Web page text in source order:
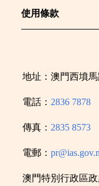
使用條款
地址：澳門西墳馬
電話： 2836 7878
傳真： 2835 8573
電郵：
澳門特別行政區